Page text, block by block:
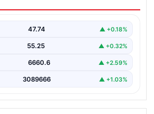
“Tüm İşlemler Hukuk
Akın Gürlek, terörle mücadelede yeni bir
çerçeve yasanın Meclis'te kabul…
47.74 ▲ +0.18%
55.25 ▲ +0.32%
6660.6 ▲ +2.59%
3089666 ▲ +1.03%